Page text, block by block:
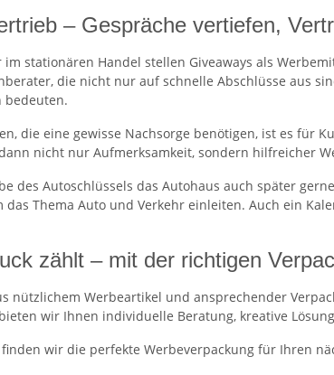
– Gespräche vertiefen,
stationären Handel stellen Giveaways als
die nicht nur auf schnelle Abschlüsse aus
bedeuten.
die eine gewisse Nachsorge benötigen, ist es
nicht nur Aufmerksamkeit, sondern hilfreicher
des Autoschlüssels das Autohaus auch später
das Thema Auto und Verkehr einleiten. Auch ein
zählt – mit der richtigen
nützlichem Werbeartikel und ansprechender
wir Ihnen individuelle Beratung, kreative
finden wir die perfekte Werbeverpackung für Ihren